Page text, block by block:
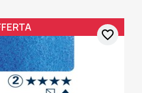
favorite_border